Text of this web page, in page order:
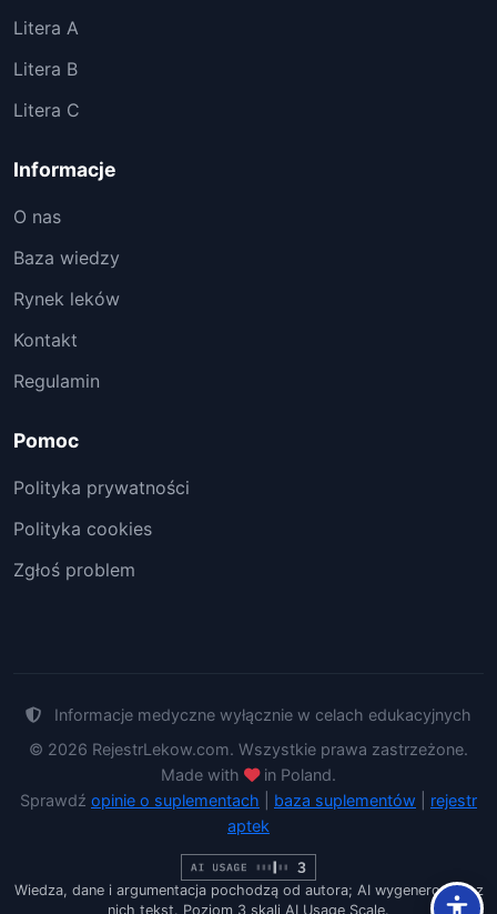
Litera A
Litera B
Litera C
Informacje
O nas
Baza wiedzy
Rynek leków
Kontakt
Regulamin
Pomoc
Polityka prywatności
Polityka cookies
Zgłoś problem
Informacje medyczne wyłącznie w celach edukacyjnych
© 2026 RejestrLekow.com. Wszystkie prawa zastrzeżone.
Made with
in Poland.
Sprawdź opinie o suplementach baza suplementów
rejestr
aptek
Wiedza, dane i argumentacja pochodzą od autora; AI wygenerowało z
nich tekst. Poziom 3 skali AI Usage Scale.